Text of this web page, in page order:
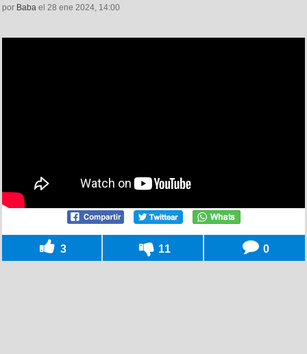
por Baba el 28 ene 2024, 14:00
3 11 0